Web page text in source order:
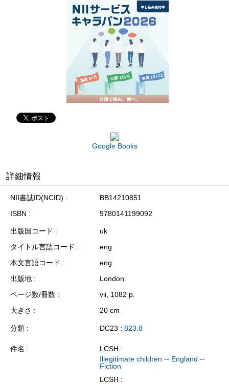
Google Books
詳細情報
NII書誌ID(NCID)
BB14210851
ISBN
9780141199092
出版国コード
uk
タイトル言語コード
eng
本文言語コード
eng
出版地
London
ページ数/冊数
vii, 1082 p.
大きさ
20 cm
分類 DC23 : 823.8
件名
LCSH :
Illegitimate children -- England --
Fiction
LCSH :